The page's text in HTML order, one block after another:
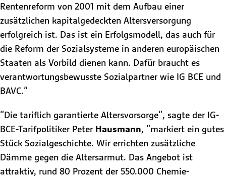
Rentenreform von 2001 mit dem Aufbau einer
zusätzlichen kapitalgedeckten Altersversorgung
erfolgreich ist. Das ist ein Erfolgsmodell, das auch für
die Reform der Sozialsysteme in anderen europäischen
Staaten als Vorbild dienen kann. Dafür braucht es
verantwortungsbewusste Sozialpartner wie IG BCE und
BAVC."
"Die tariflich garantierte Altersvorsorge", sagte der IG-
BCE-Tarifpolitiker Peter Hausmann, "markiert ein gutes
Stück Sozialgeschichte. Wir errichten zusätzliche
Dämme gegen die Altersarmut. Das Angebot ist
attraktiv, rund 80 Prozent der 550.000 Chemie-